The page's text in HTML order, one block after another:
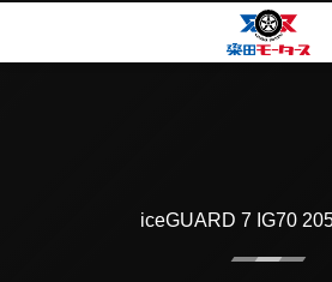
iceGUARD 7 IG70